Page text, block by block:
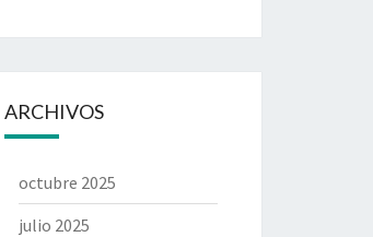
ARCHIVOS
octubre 2025
julio 2025